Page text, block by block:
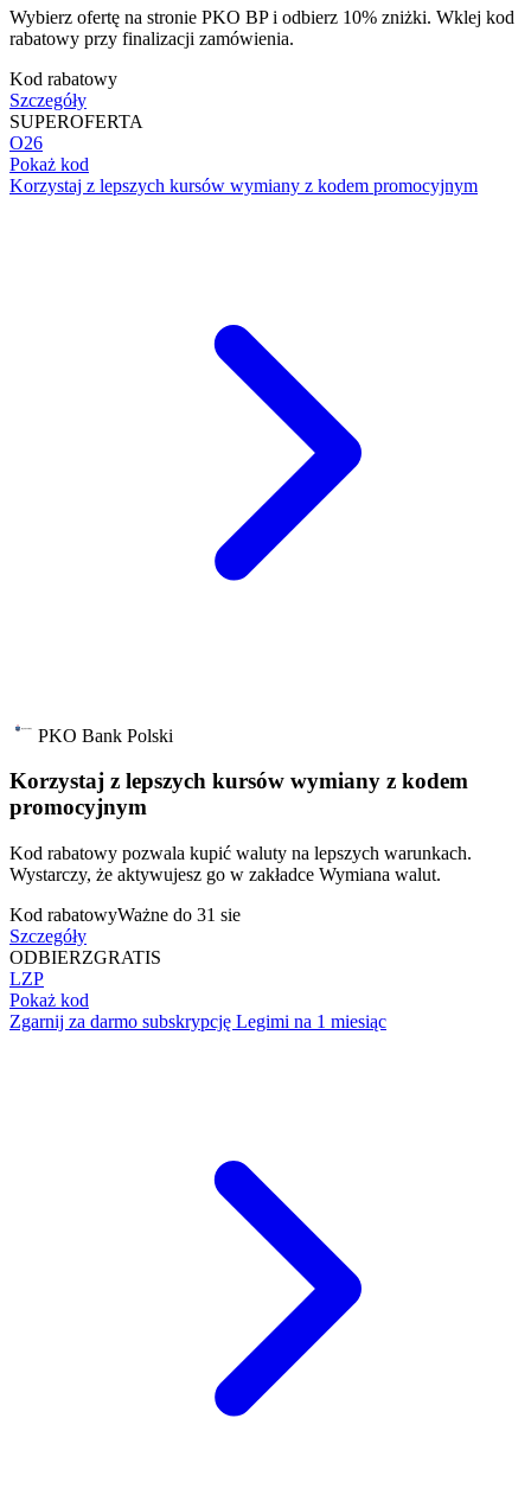
Wybierz ofertę na stronie PKO BP i odbierz 10% zniżki. Wklej kod
rabatowy przy finalizacji zamówienia.
Kod rabatowy
Szczegóły
SUPEROFERTA
O26
Pokaż kod
Korzystaj z lepszych kursów wymiany z kodem promocyjnym
PKO Bank Polski
Korzystaj z lepszych kursów wymiany z kodem
promocyjnym
Kod rabatowy pozwala kupić waluty na lepszych warunkach.
Wystarczy, że aktywujesz go w zakładce Wymiana walut.
Kod rabatowyWażne do 31 sie
Szczegóły
ODBIERZGRATIS
LZP
Pokaż kod
Zgarnij za darmo subskrypcję Legimi na 1 miesiąc